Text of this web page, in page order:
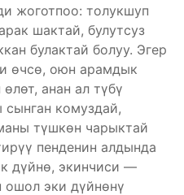
жоготпоо: толукшуп
шактай, булутсуз
булактай болуу. Эгер
өчсө, оюн арамдык
анан ал түбү
сынган комуздай,
түшкөн чарыктай
пенденин алдында
дүйнө, экинчиси —
ошол эки дүйнөнү